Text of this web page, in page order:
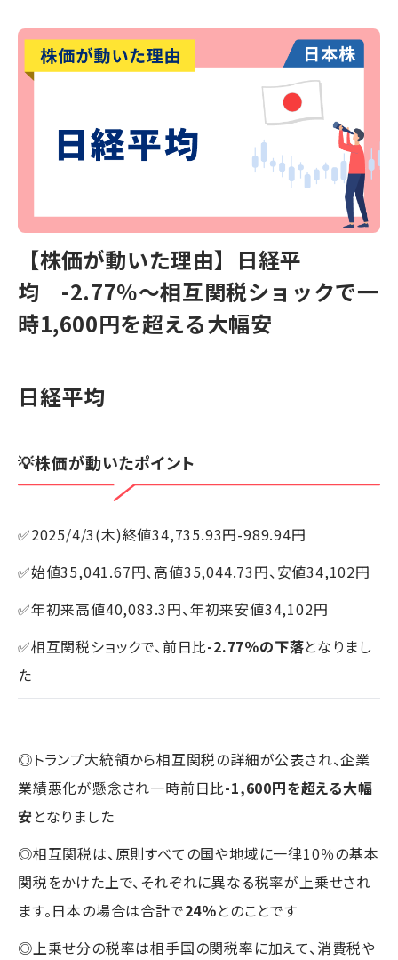
【株価が動いた理由】日経平
均 -2.77％～相互関税ショックで一
時1,600円を超える大幅安
日経平均
💡株価が動いたポイント
✅2025/4/3(木)終値34,735.93円-989.94円
✅始値35,041.67円、高値35,044.73円、安値34,102円
✅年初来高値40,083.3円、年初来安値34,102円
✅相互関税ショックで、前日比-2.77％の下落となりまし
た
◎トランプ大統領から相互関税の詳細が公表され、企業
業績悪化が懸念され一時前日比-1,600円を超える大幅
安となりました
◎相互関税は、原則すべての国や地域に一律10％の基本
関税をかけた上で、それぞれに異なる税率が上乗せされ
ます。日本の場合は合計で24％とのことです
◎上乗せ分の税率は相手国の関税率に加えて、消費税や